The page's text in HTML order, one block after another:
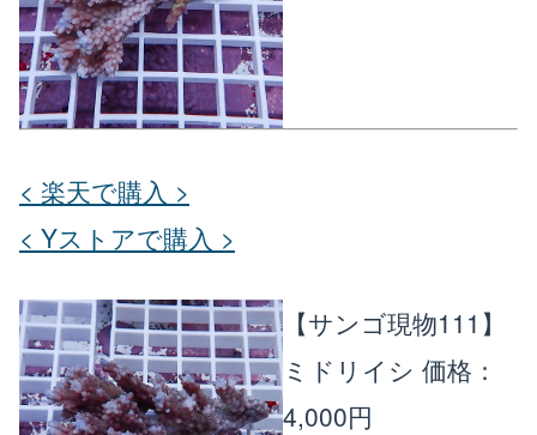
< 楽天で購入 >
< Yストアで購入 >
【サンゴ現物111】
ミドリイシ 価格：
4,000円